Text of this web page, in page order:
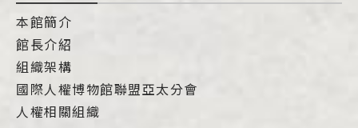
本館簡介
館長介紹
組織架構
國際人權博物館聯盟亞太分會
人權相關組織